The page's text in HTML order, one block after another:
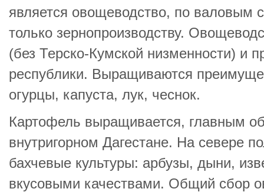
является овощеводство, по валовым
только зернопроизводству.
(без Терско-Кумской низменности) и
республики. Выращиваются
огурцы, капуста, лук, чеснок.
Картофель выращивается, главным
внутригорном Дагестане. На севере
бахчевые культуры: арбузы, дыни,
вкусовыми качествами. Общий сбор